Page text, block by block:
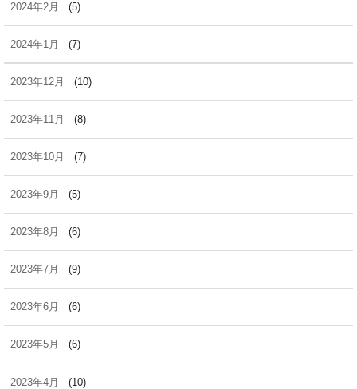
2024年2月 (5)
2024年1月 (7)
2023年12月 (10)
2023年11月 (8)
2023年10月 (7)
2023年9月 (5)
2023年8月 (6)
2023年7月 (9)
2023年6月 (6)
2023年5月 (6)
2023年4月 (10)